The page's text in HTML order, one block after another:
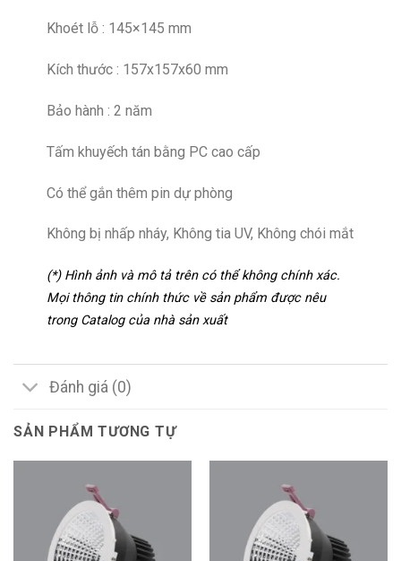
Khoét lỗ : 145×145 mm
Kích thước : 157x157x60 mm
Bảo hành : 2 năm
Tấm khuyếch tán bằng PC cao cấp
Có thể gắn thêm pin dự phòng
Không bị nhấp nháy, Không tia UV, Không chói mắt
(*) Hình ảnh và mô tả trên có thể không chính xác.
Mọi thông tin chính thức về sản phẩm được nêu
trong Catalog của nhà sản xuất
Đánh giá (0)
SẢN PHẨM TƯƠNG TỰ